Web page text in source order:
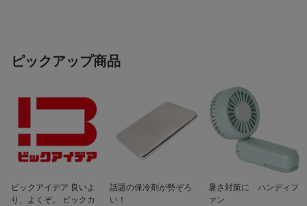
冷蔵室容量
204L
野菜室容量
冷凍室位置
下段
野菜室位置
真ん中
タッチオープン
無
ピックアップ商品
ビックアイデア 良いよ
り、よくぞ。 ビックカ
話題の保冷剤が勢ぞろ
い！
暑さ対策に ハンディフ
ァン